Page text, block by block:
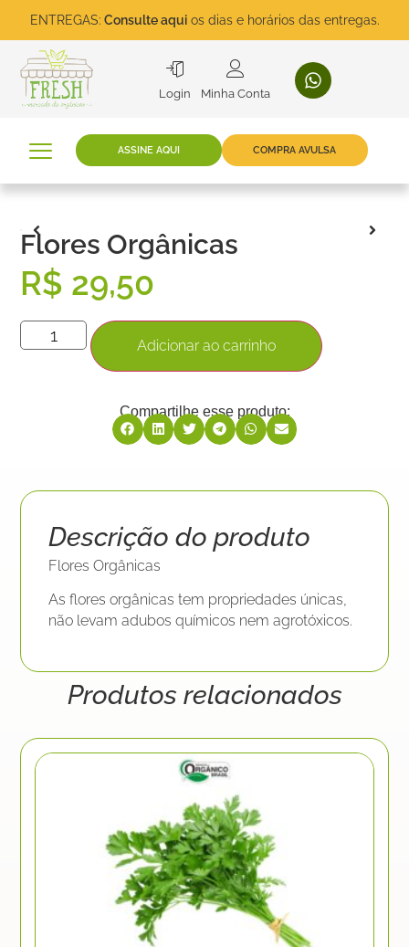
ENTREGAS: Consulte aquios dias e horários das entregas.
Login Minha Conta
ASSINE AQUI COMPRA AVULSA
Flores Orgânicas
R$ 29,50
Adicionar ao carrinho
Compartilhe esse produto:
Descrição do produto
Flores Orgânicas
As flores orgânicas tem propriedades únicas,
não levam adubos químicos nem agrotóxicos.
Produtos relacionados